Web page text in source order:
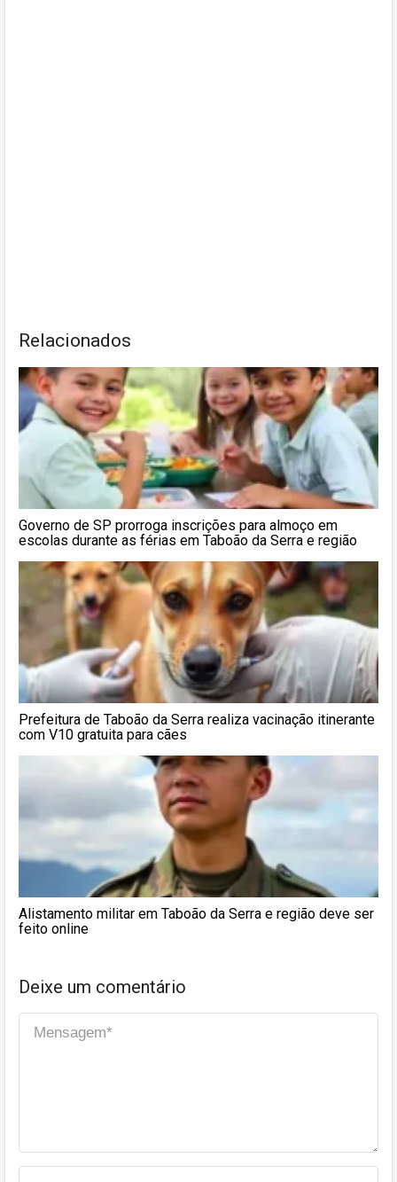
Relacionados
Governo de SP prorroga inscrições para almoço em
escolas durante as férias em Taboão da Serra e região
Prefeitura de Taboão da Serra realiza vacinação itinerante
com V10 gratuita para cães
Alistamento militar em Taboão da Serra e região deve ser
feito online
Deixe um comentário